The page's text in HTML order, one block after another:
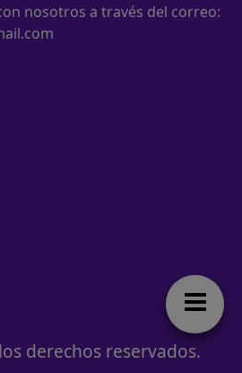
nosotros a través del correo:
derechos reservados.